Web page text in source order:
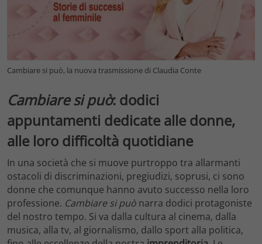
Cambiare si può, la nuova trasmissione di Claudia Conte
Cambiare si può: dodici
appuntamenti dedicate alle donne,
alle loro difficoltà quotidiane
In una società che si muove purtroppo tra allarmanti
ostacoli di discriminazioni, pregiudizi, soprusi, ci sono
donne che comunque hanno avuto successo nella loro
professione. Cambiare si può narra dodici protagoniste
del nostro tempo. Si va dalla cultura al cinema, dalla
musica, alla tv, al giornalismo, dallo sport alla politica,